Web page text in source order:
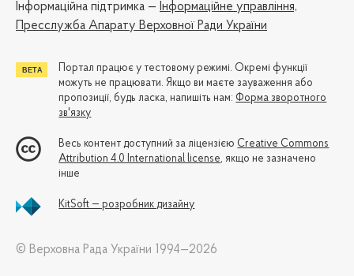
Iнформаційна підтримка — Інформаційне управління,
Пресслужба Апарату Верховної Ради України
Портал працює у тестовому режимі. Окремі функції
можуть не працювати. Якщо ви маєте зауваження або
пропозиції, будь ласка, напишіть нам: Форма зворотного
зв'язку
Весь контент доступний за ліцензією Creative Commons
Attribution 4.0 International license, якщо не зазначено
інше
KitSoft — розробник дизайну
© Верховна Рада України 1994—2026